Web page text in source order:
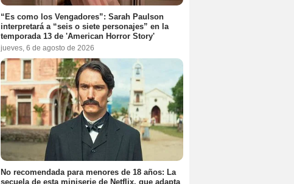
“Es como los Vengadores”: Sarah Paulson
interpretará a “seis o siete personajes” en la
temporada 13 de 'American Horror Story'
jueves, 6 de agosto de 2026
No recomendada para menores de 18 años: La
secuela de esta miniserie de Netflix, que adapta